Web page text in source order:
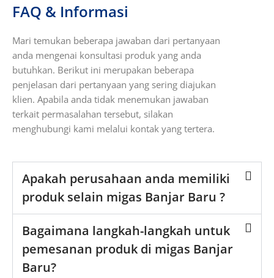
FAQ & Informasi
Mari temukan beberapa jawaban dari pertanyaan
anda mengenai konsultasi produk yang anda
butuhkan. Berikut ini merupakan beberapa
penjelasan dari pertanyaan yang sering diajukan
klien. Apabila anda tidak menemukan jawaban
terkait permasalahan tersebut, silakan
menghubungi kami melalui kontak yang tertera.
Apakah perusahaan anda memiliki
produk selain migas Banjar Baru ?
Bagaimana langkah-langkah untuk
pemesanan produk di migas Banjar
Baru?